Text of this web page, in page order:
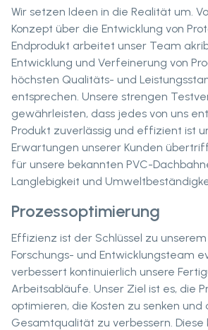
Wir setzen Ideen in die Realität um.
Konzept über die Entwicklung von
Endprodukt arbeitet unser Team
Entwicklung und Verfeinerung von
höchsten Qualitäts- und
entsprechen. Unsere strengen
gewährleisten, dass jedes von uns
Produkt zuverlässig und effizient ist
Erwartungen unserer Kunden
für unsere bekannten PVC-
Langlebigkeit und
Prozessoptimierung
Effizienz ist der Schlüssel zu
Forschungs- und Entwicklungsteam
verbessert kontinuierlich unsere
Arbeitsabläufe. Unser Ziel ist es, die
optimieren, die Kosten zu senken und
Gesamtqualität zu verbessern. Diese